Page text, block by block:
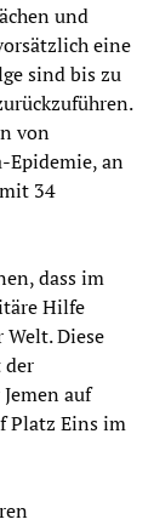
und
eine
sind bis zu
von
Epidemie, an
34
dass im
Hilfe
Diese
der
auf
Platz Eins im